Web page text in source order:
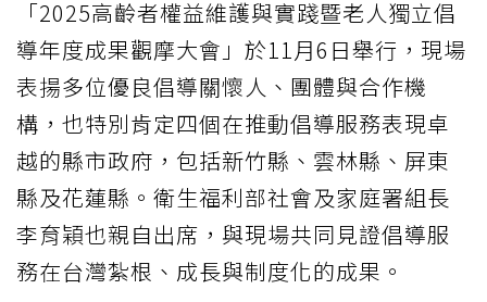
「2025高齡者權益維護與實踐暨老人獨立倡
導年度成果觀摩大會」於11月6日舉行，現場
表揚多位優良倡導關懷人、團體與合作機
構，也特別肯定四個在推動倡導服務表現卓
越的縣市政府，包括新竹縣、雲林縣、屏東
縣及花蓮縣。衛生福利部社會及家庭署組長
李育穎也親自出席，與現場共同見證倡導服
務在台灣紮根、成長與制度化的成果。